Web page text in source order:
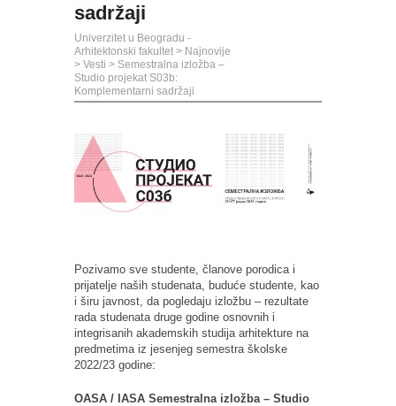
sadržaji
Univerzitet u Beogradu -
Arhitektonski fakultet > Najnovije
> Vesti > Semestralna izložba –
Studio projekat S03b:
Komplementarni sadržaji
Pozivamo sve studente, članove porodica i
prijatelje naših studenata, buduće studente, kao
i širu javnost, da pogledaju izložbu – rezultate
rada studenata druge godine osnovnih i
integrisanih akademskih studija arhitekture na
predmetima iz jesenjeg semestra školske
2022/23 godine:
OASA / IASA Semestralna izložba – Studio